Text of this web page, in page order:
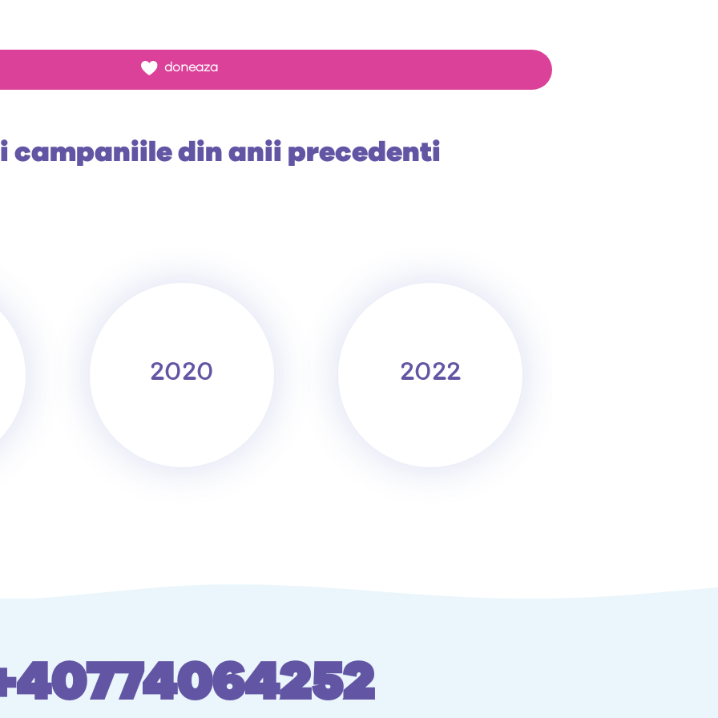
doneaza
campaniile din anii precedenti
2020 2022